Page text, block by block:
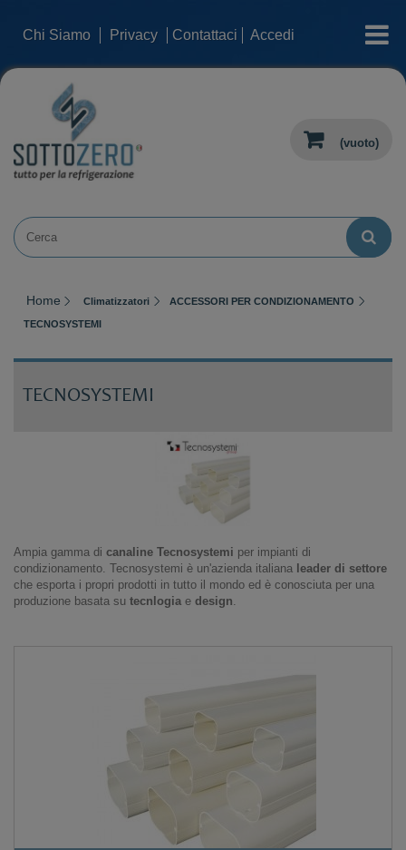
Chi Siamo Privacy Contattaci Accedi categorie
(vuoto)
Home Climatizzatori ACCESSORI PER CONDIZIONAMENTO
TECNOSYSTEMI
TECNOSYSTEMI
Ampia gamma di canaline Tecnosystemi per impianti di
condizionamento. Tecnosystemi è un'azienda italiana leader di settore
che esporta i propri prodotti in tutto il mondo ed è conosciuta per una
produzione basata su tecnlogia e design.